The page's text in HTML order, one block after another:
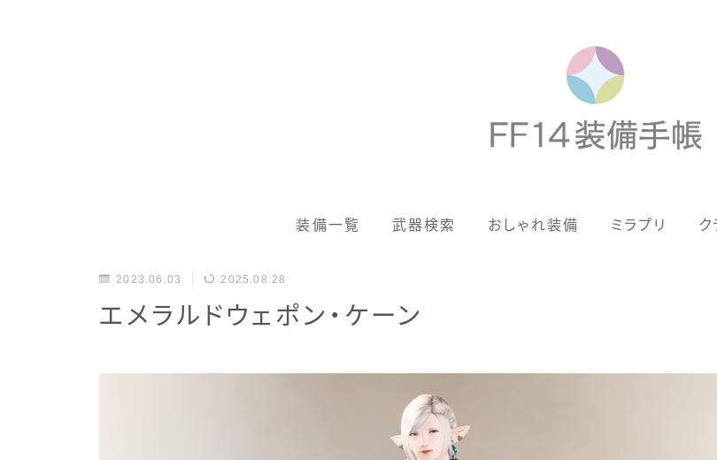
装備一覧 武器検索 おしゃれ装備 ミラプリ
男女別デザイン
ゴーグル
2023.06.03 2025.08.28
エメラルドウェポン・ケーン